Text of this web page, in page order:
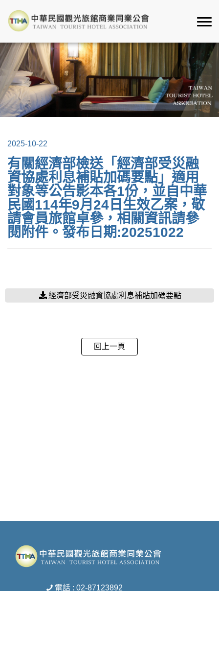
2025-10-22
有關經濟部檢送「經濟部受災融
資協處利息補貼加碼要點」適用
對象等公告影本各1份，並自中華
民國114年9月24日生效乙案，敬
請會員旅館卓參，相關資訊請參
閱附件。發布日期:20251022
經濟部受災融資協處利息補貼加碼要點
回上一頁
電話 : 02-87123892